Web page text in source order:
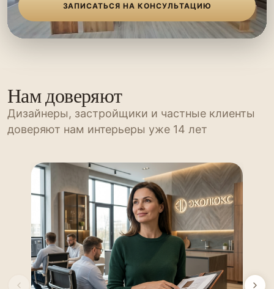
ЗАПИСАТЬСЯ НА КОНСУЛЬТАЦИЮ
Нам доверяют
Дизайнеры, застройщики и частные клиенты
доверяют нам интерьеры уже 14 лет